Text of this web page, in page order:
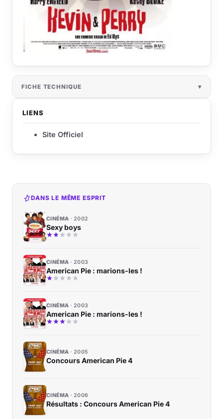
FICHE TECHNIQUE
LIENS
Site Officiel
DANS LE MÊME ESPRIT
CINÉMA 2002
Sexy boys
CINÉMA 2003
American Pie : marions-les !
CINÉMA 2003
American Pie : marions-les !
CINÉMA 2005
Concours American Pie 4
CINÉMA 2006
Résultats : Concours American Pie 4